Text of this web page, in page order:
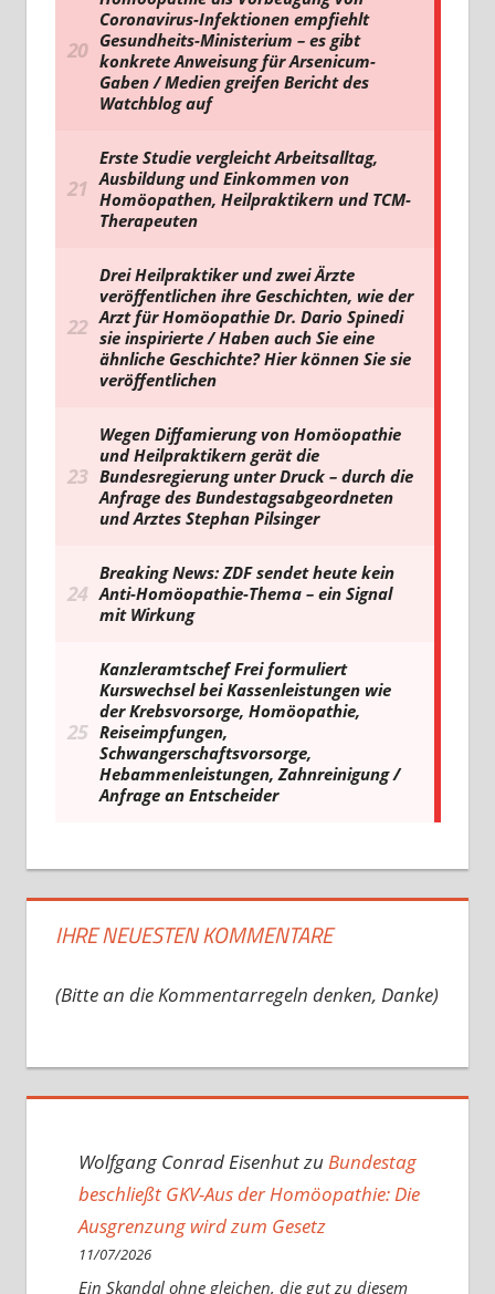
IHRE NEUESTEN KOMMENTARE
(Bitte an die Kommentarregeln denken, Danke)
Wolfgang Conrad EisenhutzuBundestag
beschließt GKV-Aus der Homöopathie: Die
Ausgrenzung wird zum Gesetz
11/07/2026
Ein Skandal ohne gleichen, die gut zu diesem